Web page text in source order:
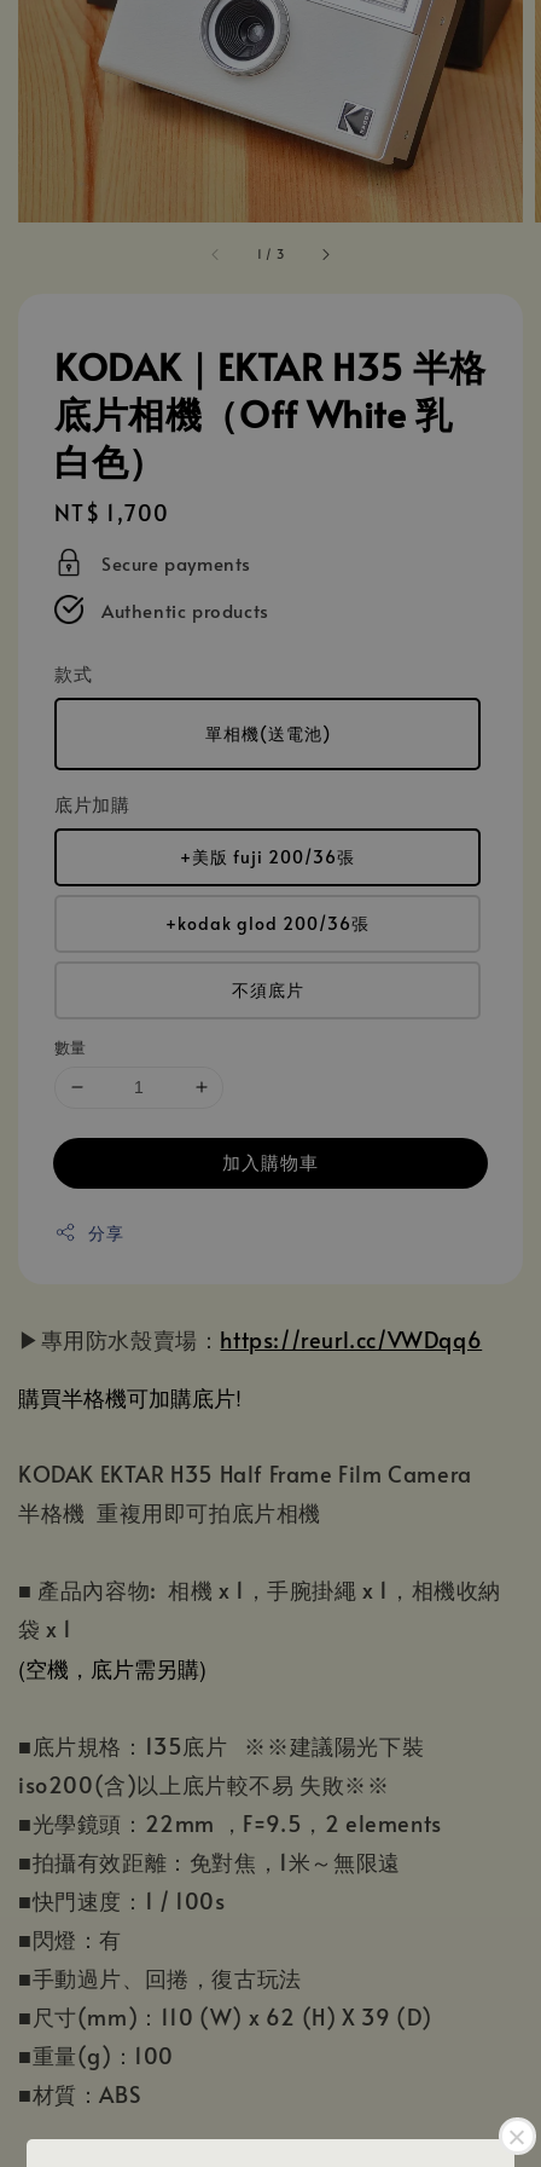
1 / 3
KODAK｜EKTAR H35 半格
底片相機（Off White 乳
白色）
Regular
price
NT$ 1,700
Secure payments
Authentic products
款式
單相機(送電池)
底片加購
+美版 fuji 200/36張
+kodak glod 200/36張
不須底片
數量
加入購物車
分享
▶專用防水殼賣場： https://reurl.cc/VWDqq6
購買半格機可加購底片!
KODAK EKTAR H35 Half Frame Film Camera
半格機 重複用即可拍底片相機
■ 產品內容物: 相機 x 1，手腕掛繩 x 1，相機收納
袋 x 1
(空機，底片需另購)
■底片規格：135底片 ※※建議陽光下裝
iso200(含)以上底片較不易 失敗※※
■光學鏡頭：22mm ，F=9.5，2 elements
■拍攝有效距離：免對焦，1米～無限遠
■快門速度：1 / 100s
■閃燈：有
■手動過片、回捲，復古玩法
■尺寸(mm)：110 (W) x 62 (H) X 39 (D)
■重量(g)：100
■材質：ABS